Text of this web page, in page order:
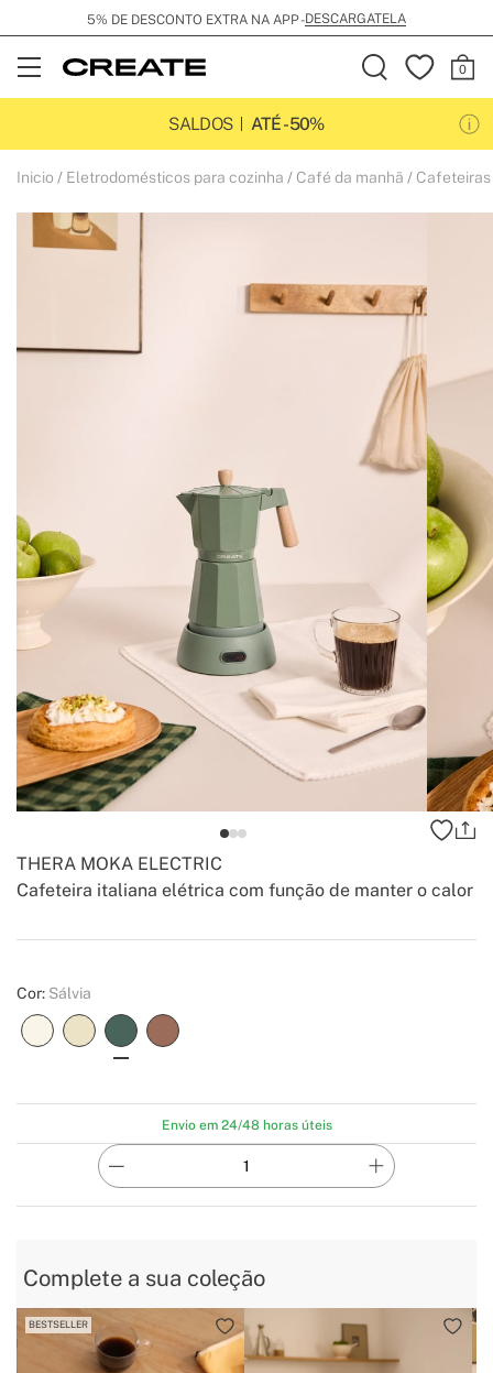
5% DE DESCONTO EXTRA NA APP -DESCARGATELA
Open
Menu
SALDOS
ATÉ -50%
Inicio Eletrodomésticos para cozinha Café da manhã Cafeteiras
Cafeteira italiana elétrica com função de manter o calor
THERA MOKA ELECTRIC
Create
Cor: Sálvia
Envio em 24/48 horas úteis
Complete a sua coleção
BESTSELLER